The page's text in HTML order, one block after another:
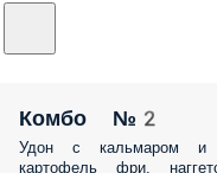
Комбо №2
Удон с кальмаром и
наггетсы-5 шт,